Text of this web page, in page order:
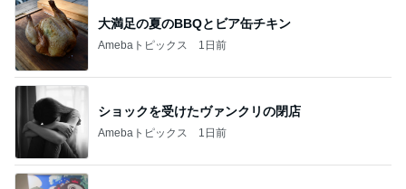
大満足の夏のBBQとビア缶チキン
Amebaトピックス 1日前
ショックを受けたヴァンクリの閉店
Amebaトピックス 1日前